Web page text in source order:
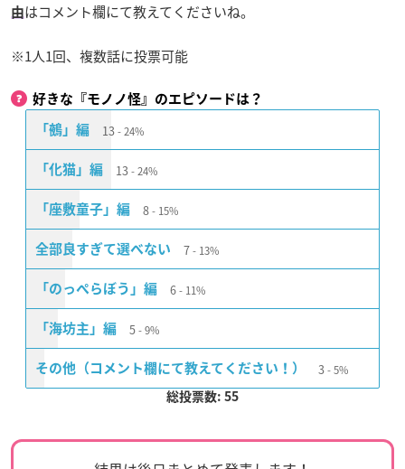
由はコメント欄にて教えてくださいね。
※1人1回、複数話に投票可能
好きな『モノノ怪』のエピソードは？
「鵺」編 13 24%
「化猫」編 13 24%
「座敷童子」編 8 15%
全部良すぎて選べない 7 13%
「のっぺらぼう」編 6 11%
「海坊主」編 5 9%
その他（コメント欄にて教えてください！） 3 5%
総投票数: 55